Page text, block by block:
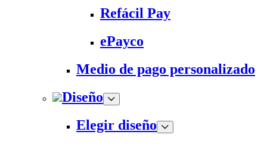
Refácil Pay
ePayco
Medio de pago personalizado
Diseño
Elegir diseño